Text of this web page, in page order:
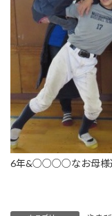
6年&○○○○なお母様